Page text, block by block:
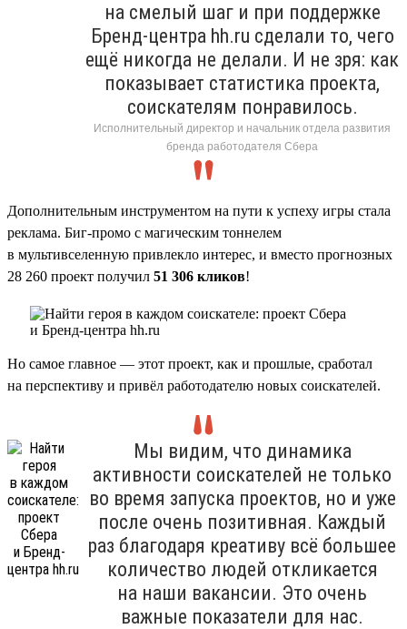
на смелый шаг и при поддержке
Бренд-центра hh.ru сделали то, чего
ещё никогда не делали. И не зря: как
показывает статистика проекта,
соискателям понравилось.
Исполнительный директор и начальник отдела развития
бренда работодателя Сбера
Дополнительным инструментом на пути к успеху игры стала
реклама. Биг-промо с магическим тоннелем
в мультивселенную привлекло интерес, и вместо прогнозных
28 260 проект получил 51 306 кликов!
Но самое главное — этот проект, как и прошлые, сработал
на перспективу и привёл работодателю новых соискателей.
Мы видим, что динамика
активности соискателей не только
во время запуска проектов, но и уже
после очень позитивная. Каждый
раз благодаря креативу всё большее
количество людей откликается
на наши вакансии. Это очень
важные показатели для нас.